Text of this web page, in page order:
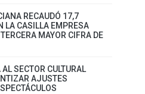
RECAUDÓ 17,7
LA CASILLA EMPRESA
MAYOR CIFRA DE
SECTOR CULTURAL
AJUSTES